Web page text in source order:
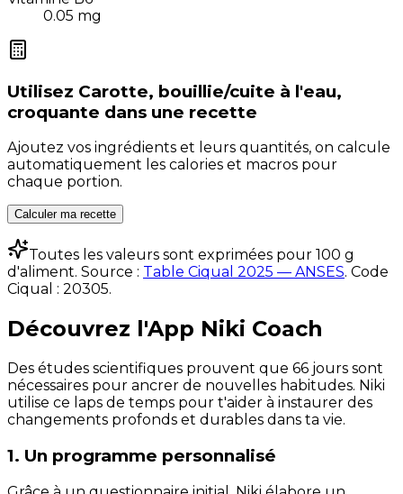
0.05 mg
Utilisez Carotte, bouillie/cuite à l'eau,
croquante dans une recette
Ajoutez vos ingrédients et leurs quantités, on calcule
automatiquement les calories et macros pour
chaque portion.
Calculer ma recette
Toutes les valeurs sont exprimées pour 100 g
d'aliment. Source : Table Ciqual 2025 — ANSES. Code
Ciqual : 20305.
Découvrez l'App Niki Coach
Des études scientifiques prouvent que 66 jours sont
nécessaires pour ancrer de nouvelles habitudes. Niki
utilise ce laps de temps pour t'aider à instaurer des
changements profonds et durables dans ta vie.
1. Un programme personnalisé